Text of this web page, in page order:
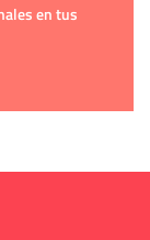
en tus